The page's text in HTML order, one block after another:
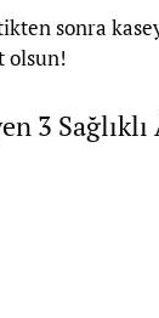
sonra
olsun!
3 Sağlıklı